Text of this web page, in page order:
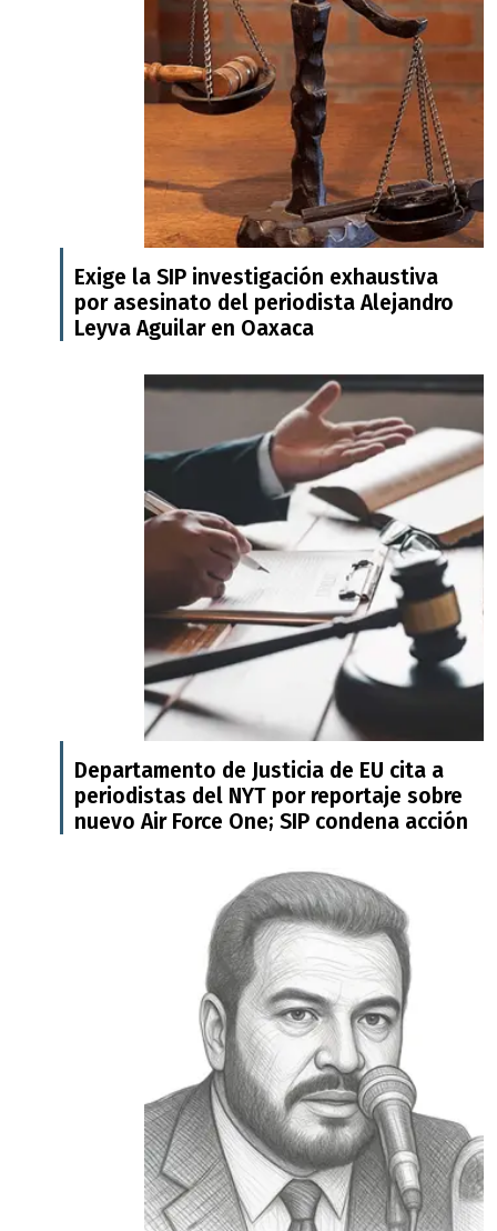
Exige la SIP investigación exhaustiva
por asesinato del periodista Alejandro
Leyva Aguilar en Oaxaca
Departamento de Justicia de EU cita a
periodistas del NYT por reportaje sobre
nuevo Air Force One; SIP condena acción